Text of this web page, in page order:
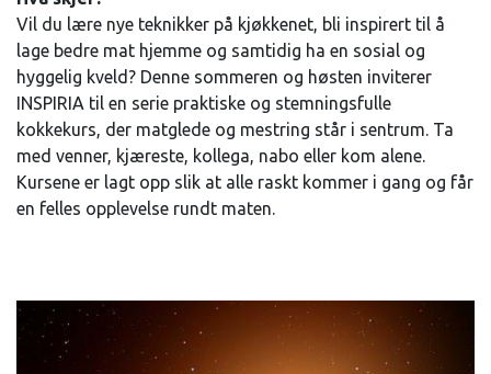
Vil du lære nye teknikker på kjøkkenet, bli inspirert til å
lage bedre mat hjemme og samtidig ha en sosial og
hyggelig kveld? Denne sommeren og høsten inviterer
INSPIRIA til en serie praktiske og stemningsfulle
kokkekurs, der matglede og mestring står i sentrum. Ta
med venner, kjæreste, kollega, nabo eller kom alene.
Kursene er lagt opp slik at alle raskt kommer i gang og får
en felles opplevelse rundt maten.